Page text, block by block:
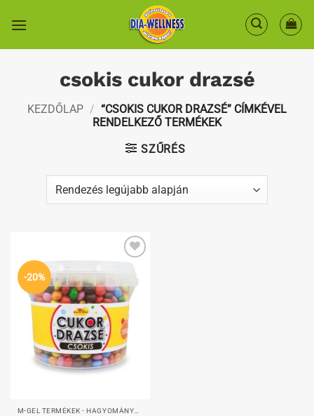
csokis cukor drazsé
KEZDŐLAP / “CSOKIS CUKOR DRAZSÉ” CÍMKÉVEL
RENDELKEZŐ TERMÉKEK
SZŰRÉS
-20%